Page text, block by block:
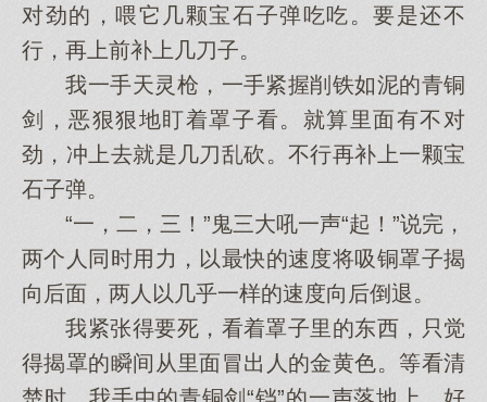
对劲的，喂它几颗宝石子弹吃吃。要是还不
行，再上前补上几刀子。
我一手天灵枪，一手紧握削铁如泥的青铜
剑，恶狠狠地盯着罩子看。就算里面有不对
劲，冲上去就是几刀乱砍。不行再补上一颗宝
石子弹。
“一，二，三！”鬼三大吼一声“起！”说完，
两个人同时用力，以最快的速度将吸铜罩子揭
向后面，两人以几乎一样的速度向后倒退。
我紧张得要死，看着罩子里的东西，只觉
得揭罩的瞬间从里面冒出人的金黄色。等看清